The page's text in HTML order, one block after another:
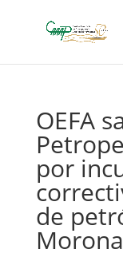
OEFA
por
de
Morona